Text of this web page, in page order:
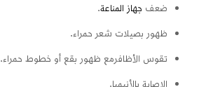
ضعف جهاز المناعة.
ظهور بصيلات شعر حمراء.
تقوس الأظافرمع ظهور بقع أو خطوط حمراء.
الإصابة بالأنيميا.